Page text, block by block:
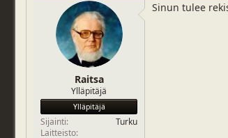
Raitsa
Ylläpitäjä
Ylläpitäjä
Sijainti
Turku
Laitteisto
Sinun tulee